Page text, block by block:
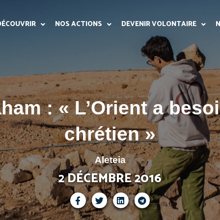
NOS ACTIONS DEVENIR VOLONTAIRE
: « L’Orient a
chrétien »
Aleteia
2 DÉCEMBRE 2016